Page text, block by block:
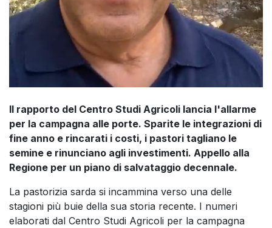
Il rapporto del Centro Studi Agricoli lancia l'allarme
per la campagna alle porte. Sparite le integrazioni di
fine anno e rincarati i costi, i pastori tagliano le
semine e rinunciano agli investimenti. Appello alla
Regione per un piano di salvataggio decennale.
La pastorizia sarda si incammina verso una delle
stagioni più buie della sua storia recente. I numeri
elaborati dal Centro Studi Agricoli per la campagna